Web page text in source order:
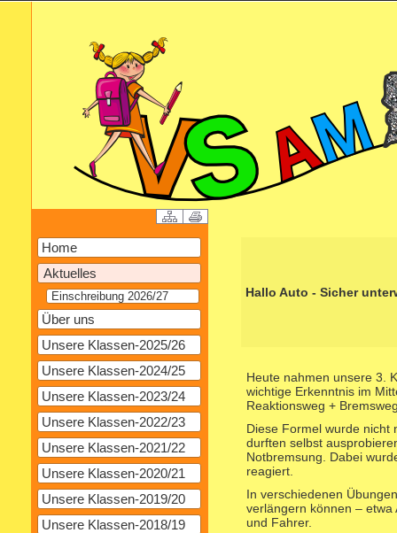
Home
Aktuelles
Einschreibung 2026/27
Über uns
Unsere Klassen-2025/26
Unsere Klassen-2024/25
Unsere Klassen-2023/24
Unsere Klassen-2022/23
Unsere Klassen-2021/22
Unsere Klassen-2020/21
Unsere Klassen-2019/20
Unsere Klassen-2018/19
Hallo Auto - Sicher
Heute nahmen unsere 3.
wichtige Erkenntnis im
Reaktionsweg +
Diese Formel wurde nicht
durften selbst
Notbremsung. Dabei
reagiert.
In verschiedenen
verlängern können –
und Fahrer.